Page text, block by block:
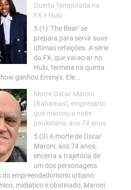
Quinta Temporada na
FX e Hulu
5 (1) ‘The Bear’ se
prepara para servir suas
últimas refeições. A série
da FX, que vai ao ar no
Hulu, termina na quinta
ganhou Emmys. Ele...
Morre Oscar Maroni
(Bahamas), empresário
que marcou a noite
paulistana, aos 74 anos
5 (3) A morte de Oscar
Maroni, aos 74 anos,
encerra a trajetória de
um dos personagens
do empreendedorismo urbano
midiático e obstinado, Maroni